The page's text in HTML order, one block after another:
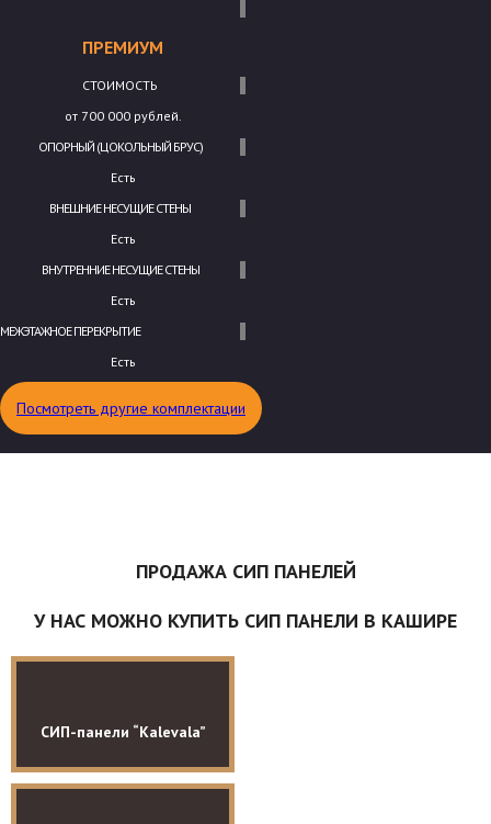
ПРЕМИУМ
СТОИМОСТЬ
от 700 000 рублей.
ОПОРНЫЙ (ЦОКОЛЬНЫЙ БРУС)
Есть
ВНЕШНИЕ НЕСУЩИЕ СТЕНЫ
Есть
ВНУТРЕННИЕ НЕСУЩИЕ СТЕНЫ
Есть
МЕЖЭТАЖНОЕ ПЕРЕКРЫТИЕ
Есть
Посмотреть другие комплектации
ПРОДАЖА СИП ПАНЕЛЕЙ
У НАС МОЖНО КУПИТЬ СИП ПАНЕЛИ В КАШИРЕ
СИП-панели “Kalevala”